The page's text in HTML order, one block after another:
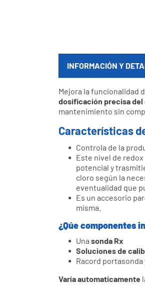
INFORMACIÓN Y
Mejora la funcionalidad
dosificación precisa del
mantenimiento sin
Características
Controla de la
Este nivel de
potencial y
cloro según la
eventualidad que
Es un accesorio
misma.
¿Qúe componentes
Una sonda Rx
Soluciones de
Racord
Varía automaticamente